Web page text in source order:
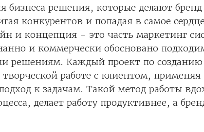
бизнеса решения, которые делают бренд
конкурентов и попадая в самое
и концепция – это часть маркетинг
и коммерчески обосновано
решениям. Каждый проект по
творческой работе с клиентом,
к задачам. Такой метод работы
делает работу продуктивнее, а